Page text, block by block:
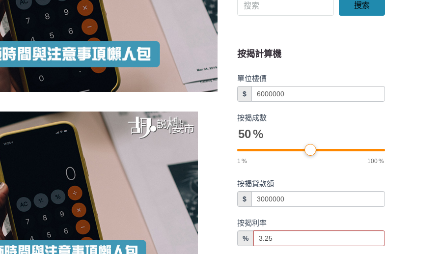
搜索
按揭計算機
單位樓價
$
按揭成數
50%
1 % 100%
按揭貸款額
$
按揭利率
%